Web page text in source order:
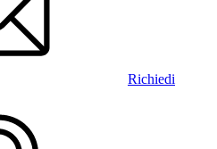
Richiedi